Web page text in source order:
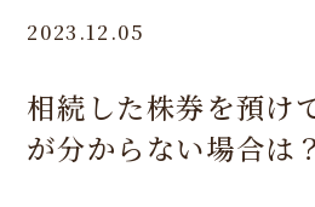
2023.12.05
相続した株券を預け
が分からない場合は？